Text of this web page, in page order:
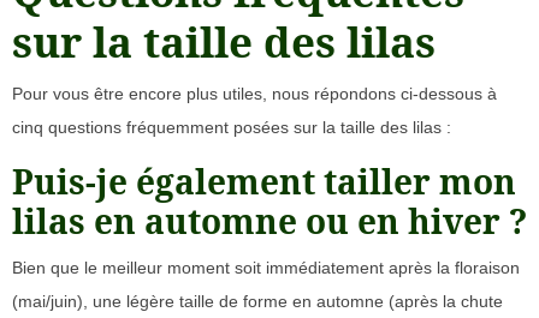
sur la taille des lilas
Pour vous être encore plus utiles, nous répondons ci-dessous à
cinq questions fréquemment posées sur la taille des lilas :
Puis-je également tailler mon
lilas en automne ou en hiver ?
Bien que le meilleur moment soit immédiatement après la floraison
(mai/juin), une légère taille de forme en automne (après la chute